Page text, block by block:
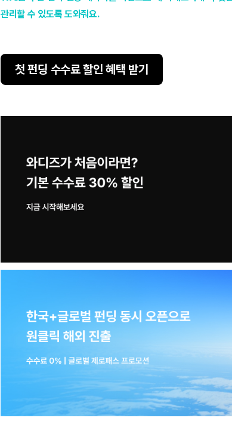
관리할 수 있도록 도와줘요.
첫 펀딩 수수료 할인 혜택 받기